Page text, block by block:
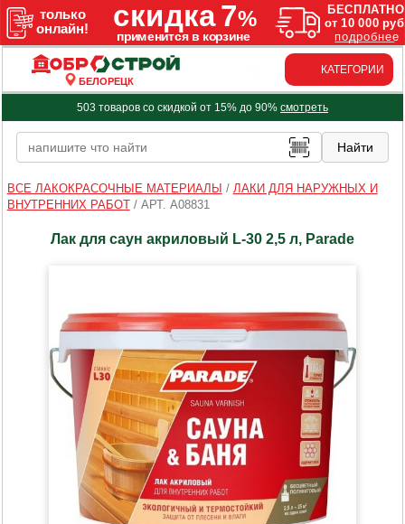
БЕЛОРЕЦК
КАТЕГОРИИ
503 товаров со скидкой от 15% до 90% смотреть
ВСЕ ЛАКОКРАСОЧНЫЕ МАТЕРИАЛЫ / ЛАКИ ДЛЯ НАРУЖНЫХ И
ВНУТРЕННИХ РАБОТ/ АРТ. A08831
Лак для саун акриловый L-30 2,5 л, Parade